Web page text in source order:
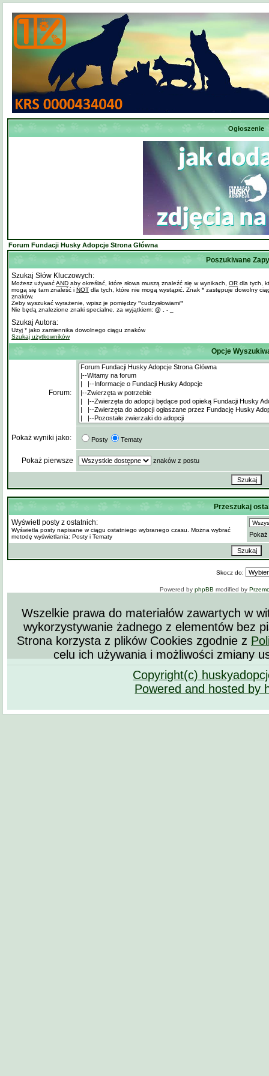
Ogłoszenie
Forum Fundacji Husky Adopcje Strona Główna
Poszukiwane
Szukaj Słów Kluczowych:
Możesz używaćAND aby określać, które słowa muszą znaleźć się w wynikach, OR dla tych,
mogą się tam znaleść i NOT dla tych, które nie mogą wystąpić. Znak * zastępuje dowolny
znaków.
Żeby wyszukać wyrażenie, wpisz je pomiędzy "cudzysłowiami"
Nie będą znalezione znaki specialne, za wyjątkiem: @ . - _
Szukaj Autora:
Użyj * jako zamiennika dowolnego ciągu znaków
Szukaj użytkowników
Opcje
Forum:
Pokaż wyniki jako: Posty Tematy
Pokaż pierwsze znaków z postu
Przeszukaj
Wyświetl posty z ostatnich:
Wyświetla posty napisane w ciągu ostatniego wybranego czasu. Można wybrać
metodę wyświetlania: Posty i Tematy
Skocz do:
Powered byphpBB modified by
Wszelkie prawa do materiałów zawartych w
wykorzystywanie żadnego z elementów bez
Strona korzysta z plików Cookies zgodnie z
celu ich używania i możliwości zmiany
Copyright(c)
Powered and hosted by